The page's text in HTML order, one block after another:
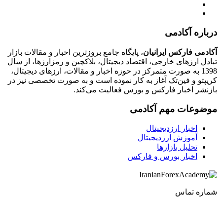
درباره آکادمی
آکادمی فارکس ایرانیان، پایگاه جامع بروزترین اخبار و مقالات بازار
تبادل ارزهای خارجی، اقتصاد دیجیتال، بلاکچین و رمزارزها، از سال
1398 به صورت متمرکز در حوزه اخبار و مقالات، ارزهای‌ دیجیتال،
کریپتو و فین‌تک آغاز به کار نموده است و به صورت تخصصی نیز در
بازنشر اخبار فارکس و بورس فعالیت می‌کند.
موضوعات مهم آکادمی
اخبار ارزدیجیتال
آموزش ارزدیجیتال
تحلیل بازارها
اخبار بورس و فارکس
شماره تماس